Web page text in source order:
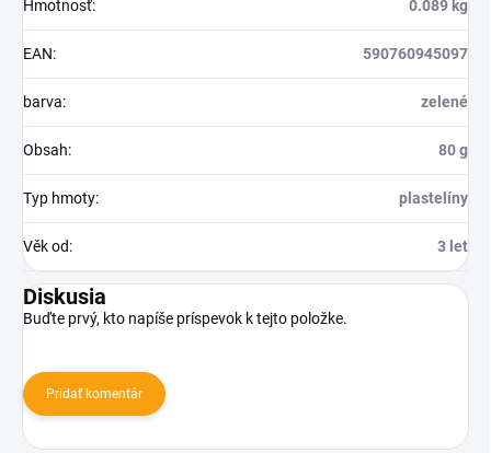
Hmotnosť: 0.089 kg
EAN: 590760945097
barva: zelené
Obsah: 80 g
Typ hmoty: plastelíny
Věk od: 3 let
Diskusia
Buďte prvý, kto napíše príspevok k tejto položke.
Pridať komentár